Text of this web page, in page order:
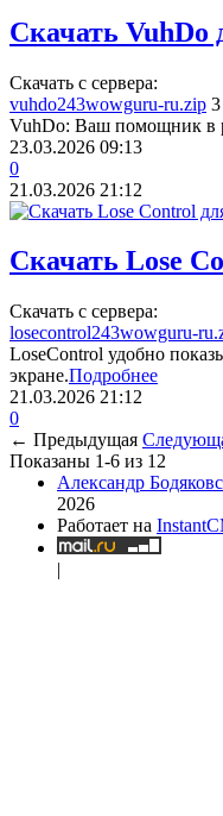
Скачать VuhDo
Скачать с сервера:
vuhdo243wowguru-ru.zip
VuhDo: Ваш помощник в
23.03.2026 09:13
0
21.03.2026 21:12
Скачать Lose
Скачать с сервера:
losecontrol243wowguru-
LoseControl удобно
экране.Подробнее
21.03.2026 21:12
0
← Предыдущая
Показаны 1-6 из 12
Александр
2026
Работает на
|